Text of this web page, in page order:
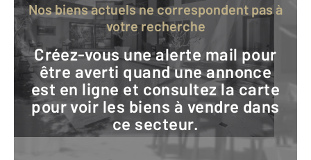
Nos biens actuels ne correspondent pas à
votre recherche
Créez-vous une alerte mail pour
être averti quand une annonce
est en ligne et consultez la carte
pour voir les biens à vendre dans
ce secteur.